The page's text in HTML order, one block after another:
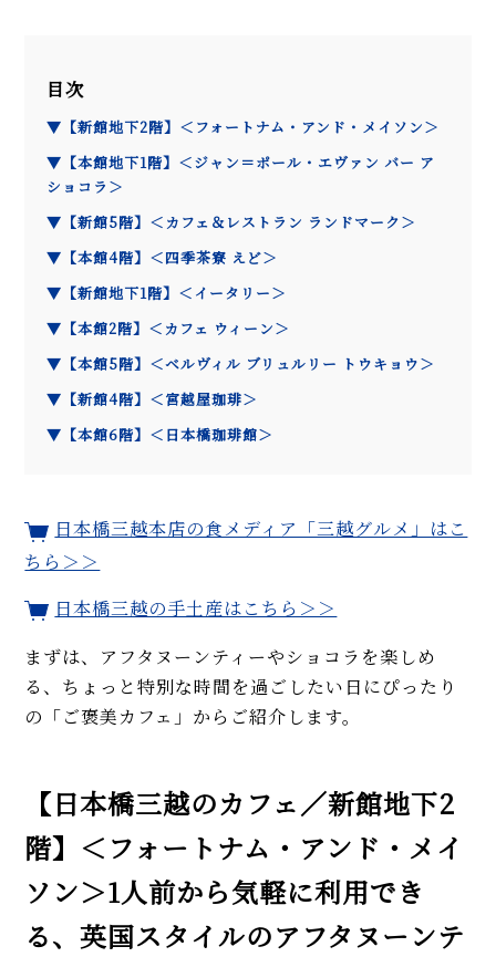
目次
▼【新館地下2階】＜フォートナム・アンド・メイソン＞
▼【本館地下1階】＜ジャン＝ポール・エヴァン バー ア
ショコラ＞
▼【新館5階】＜カフェ＆レストラン ランドマーク＞
▼【本館4階】＜四季茶寮 えど＞
▼【新館地下1階】＜イータリー＞
▼【本館2階】＜カフェ ウィーン＞
▼【本館5階】＜ベルヴィル ブリュルリー トウキョウ＞
▼【新館4階】＜宮越屋珈琲＞
▼【本館6階】＜日本橋珈琲館＞
日本橋三越本店の食メディア「三越グルメ」はこ
ちら＞＞
日本橋三越の手土産はこちら＞＞
まずは、アフタヌーンティーやショコラを楽しめ
る、ちょっと特別な時間を過ごしたい日にぴったり
の「ご褒美カフェ」からご紹介します。
【日本橋三越のカフェ／新館地下2
階】＜フォートナム・アンド・メイ
ソン＞1人前から気軽に利用でき
る、英国スタイルのアフタヌーンテ